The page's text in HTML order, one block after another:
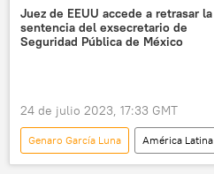
Andrés Manuel López Obrador
seguridad
EEUU
Juez de EEUU accede a retrasar la
sentencia del exsecretario de
Seguridad Pública de México
24 de julio 2023, 17:33 GMT
Genaro García Luna América Latina